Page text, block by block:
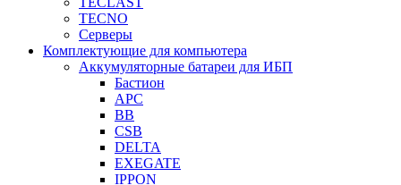
TECNO
Серверы
Комплектующие для компьютера
Аккумуляторные батареи для ИБП
Бастион
APC
BB
CSB
DELTA
EXEGATE
IPPON